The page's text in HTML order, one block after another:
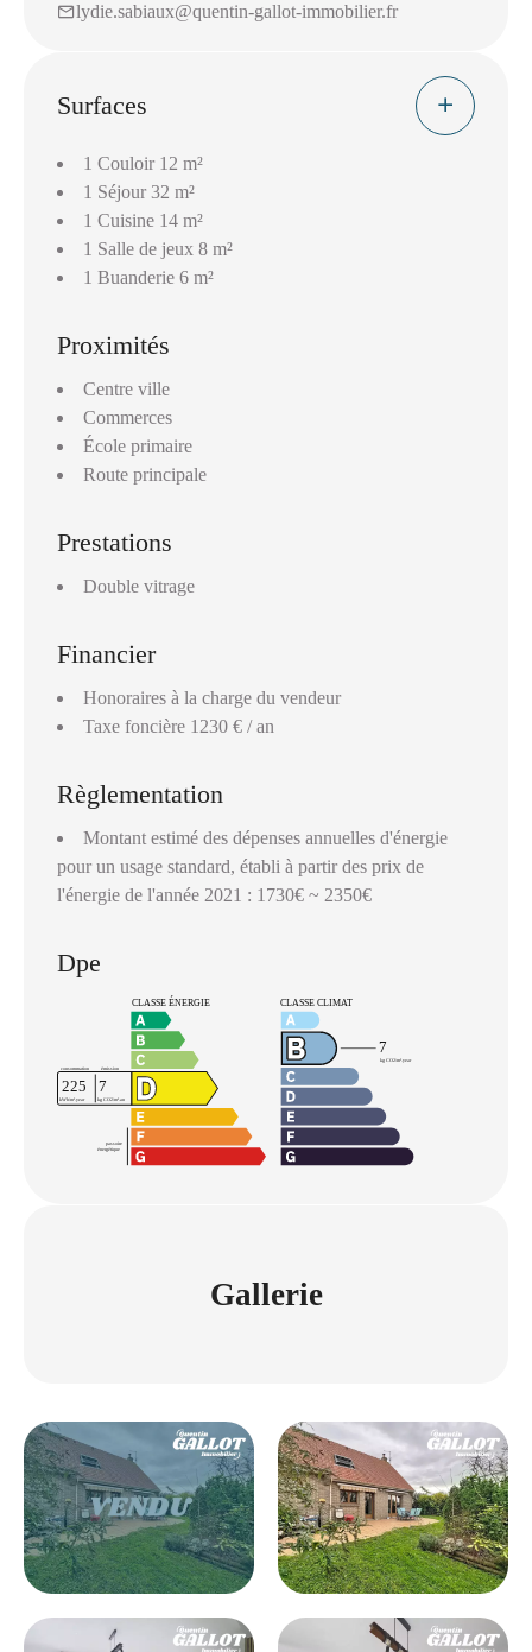
QUENTIN GALLOT IMMOBILIER Votre agence
lydie.sabiaux@quentin-gallot-immobilier.fr
Surfaces
1 Couloir 12 m²
1 Séjour 32 m²
1 Cuisine 14 m²
1 Salle de jeux 8 m²
1 Buanderie 6 m²
Proximités
Centre ville
Commerces
École primaire
Route principale
Prestations
Double vitrage
Financier
Honoraires à la charge du vendeur
Taxe foncière 1230 € / an
Règlementation
Montant estimé des dépenses annuelles d'énergie
pour un usage standard, établi à partir des prix de
l'énergie de l'année 2021 : 1730€ ~ 2350€
Dpe
Gallerie